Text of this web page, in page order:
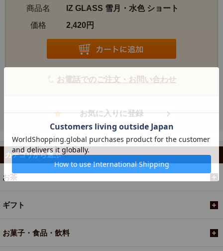
商品名
IZ GLASS 雪月・水色 ショート
価格
2,420円
お電話でのご注文・お問い合わせ
カテゴリから選ぶ
お茶
ギフト
お菓子・食品・飲料